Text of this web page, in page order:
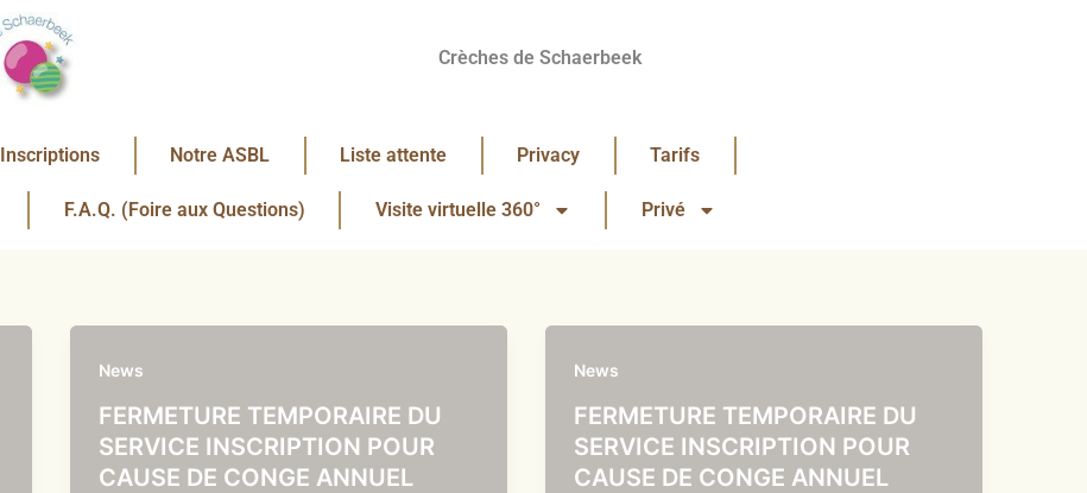
Crèches de Schaerbeek
Inscriptions Notre ASBL Liste attente Privacy Tarifs
F.A.Q. (Foire aux Questions) Visite virtuelle 360° Privé
News
FERMETURE TEMPORAIRE DU
SERVICE INSCRIPTION POUR
CAUSE DE CONGE ANNUEL
News
FERMETURE TEMPORAIRE DU
SERVICE INSCRIPTION POUR
CAUSE DE CONGE ANNUEL